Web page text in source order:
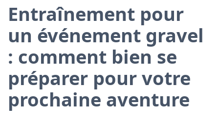
Entraînement pour
un événement gravel
: comment bien se
préparer pour votre
prochaine aventure